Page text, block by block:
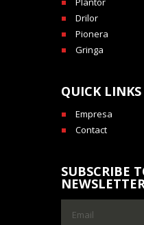
Drilor
Pionera
Gringa
QUICK LINKS
Empresa
Contact
SUBSCRIBE